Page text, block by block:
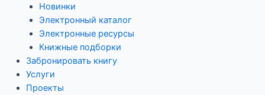
Новинки
Электронный каталог
Электронные ресурсы
Книжные подборки
Забронировать книгу
Услуги
Проекты